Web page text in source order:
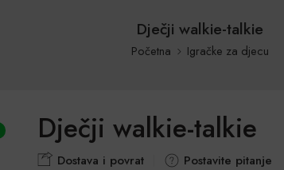
Dječji walkie-talkie
Početna Igračke za djecu
Dječji walkie-talkie
Dostava i povrat Postavite pitanje